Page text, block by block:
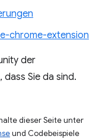
chrome-extension
der
Sie da sind.
dieser Seite unter
und Codebeispiele